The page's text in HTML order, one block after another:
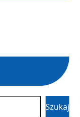
Szukaj